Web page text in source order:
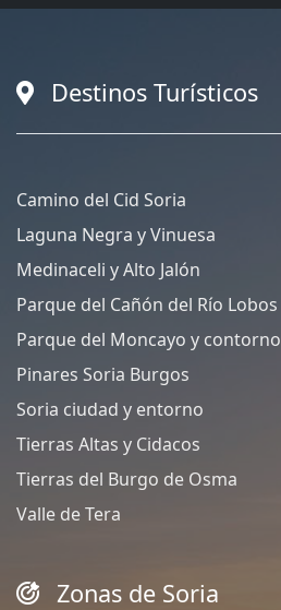
Destinos Turísticos
Camino del Cid Soria
Laguna Negra y Vinuesa
Medinaceli y Alto Jalón
Parque del Cañón del Río Lobos
Parque del Moncayo y contorno
Pinares Soria Burgos
Soria ciudad y entorno
Tierras Altas y Cidacos
Tierras del Burgo de Osma
Valle de Tera
Zonas de Soria